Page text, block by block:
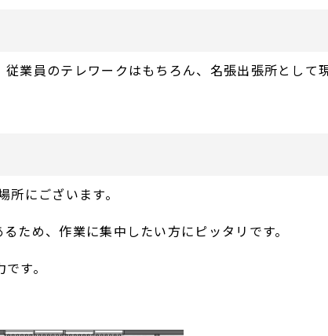
業員のテレワークはもちろん、名張出張所として
にございます。
ため、作業に集中したい方にピッタリです。
す。